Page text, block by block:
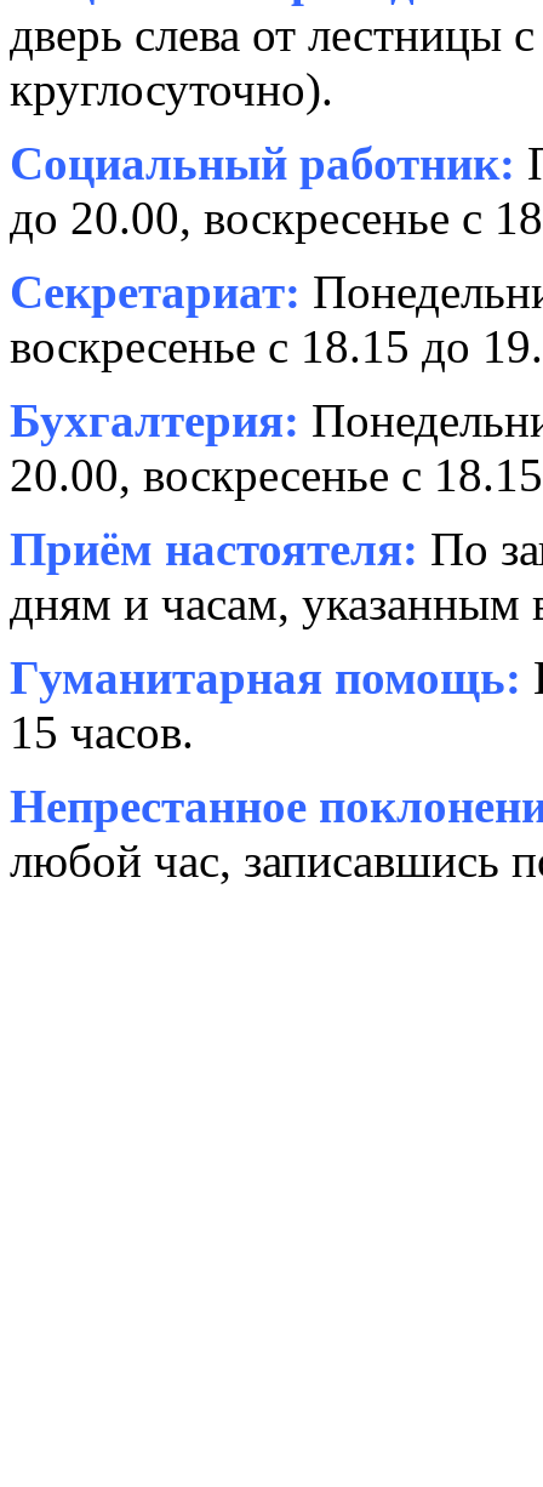
дверь слева от лестницы
круглосуточно).
Социальный работник:
до 20.00, воскресенье с
Секретариат:
воскресенье с 18.15 до
Бухгалтерия:
20.00, воскресенье с
Приём настоятеля: По
дням и часам, указанным
Гуманитарная помощь:
15 часов.
Непрестанное
любой час, записавшись